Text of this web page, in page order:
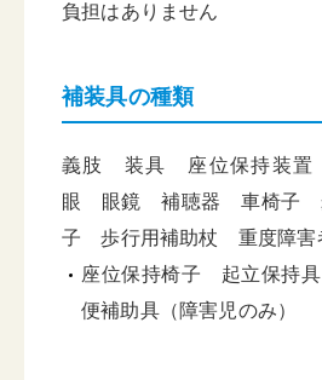
負担はありません
補装具の種類
義肢 装具 座位保持装
眼 眼鏡 補聴器 車椅子
子 歩行用補助杖 重度障害
座位保持椅子 起立保持
便補助具（障害児のみ）